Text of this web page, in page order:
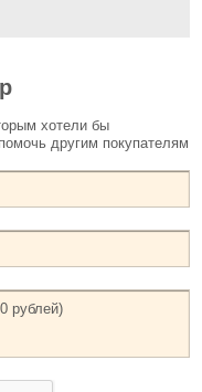
хотели бы
другим покупателям